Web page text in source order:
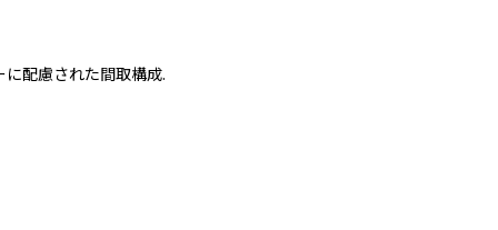
配慮された間取構成.